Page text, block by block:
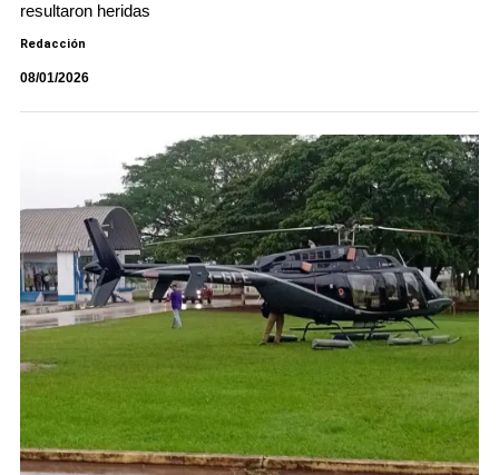
resultaron heridas
Redacción
08/01/2026